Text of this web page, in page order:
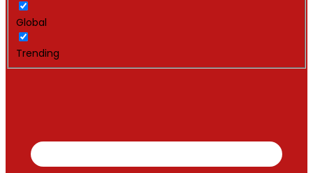
Global
Trending